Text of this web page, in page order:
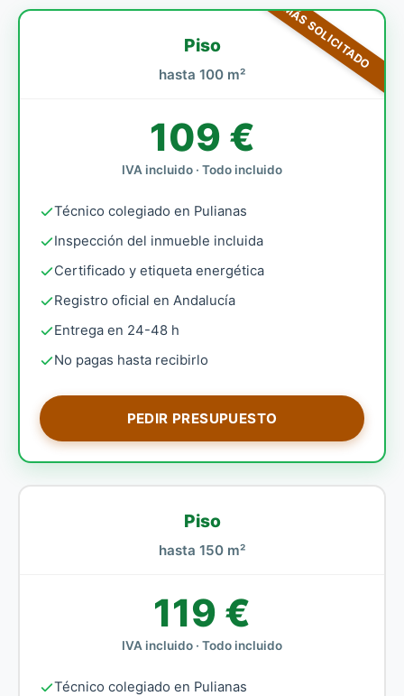
MÁS SOLICITADO
Piso
hasta 100 m²
109 €
IVA incluido · Todo incluido
Técnico colegiado en Pulianas
Inspección del inmueble incluida
Certificado y etiqueta energética
Registro oficial en Andalucía
Entrega en 24-48 h
No pagas hasta recibirlo
PEDIR PRESUPUESTO
Piso
hasta 150 m²
119 €
IVA incluido · Todo incluido
Técnico colegiado en Pulianas